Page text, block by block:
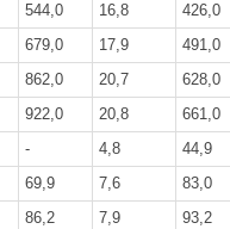
544,0 16,8 426,0
679,0 17,9 491,0
862,0 20,7 628,0
922,0 20,8 661,0
- 4,8 44,9
69,9 7,6 83,0
86,2 7,9 93,2